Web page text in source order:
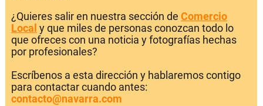
¿Quieres salir en nuestra sección de Comercio
Local y que miles de personas conozcan todo lo
que ofreces con una noticia y fotografías hechas
por profesionales?
Escríbenos a esta dirección y hablaremos contigo
para contactar cuando antes:
contacto@navarra.com